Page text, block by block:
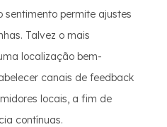
sentimento permite ajustes
Talvez o mais
localização bem-
canais de feedback
locais, a fim de
contínuas.